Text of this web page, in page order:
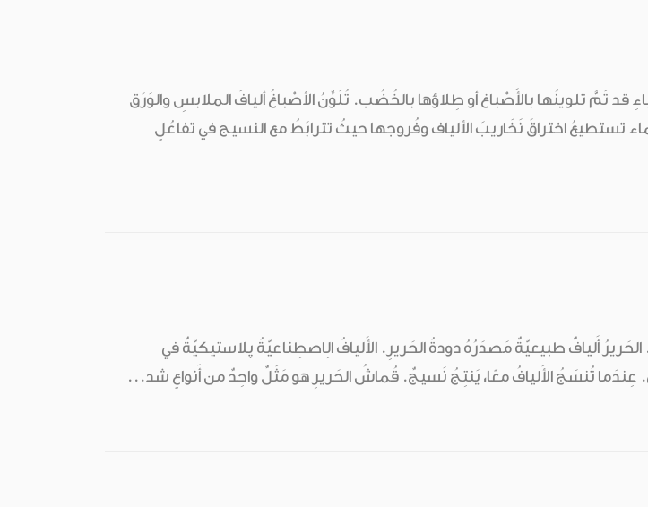
قد تَمَّ تلوينُها بالأَصْباغ أو طِلاؤها بالخُضُب. تُلَوِّنُ الأصْباغُ أليافَ الملابسِ والوَرَق
تستطيعُ اختراقَ نَخَاريبَ الألياف وفُروجها حيثُ تترابَطُ مع النسيج في تفاعُلٍ
أَليافٌ طبيعيّةٌ مَصدَرُهُ دودةُ الحَريرِ. الأَليافُ الِاصطِناعيّةُ پلاستيكيّةٌ في
تُنسَجُ الأَليافُ معًا، يَنتِجُ نَسيجٌ. قُماشُ الحَريرِ هو مَثَلٌ واحِدٌ من أَنواعٍ شد...